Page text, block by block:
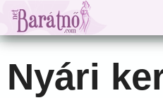
Nyári